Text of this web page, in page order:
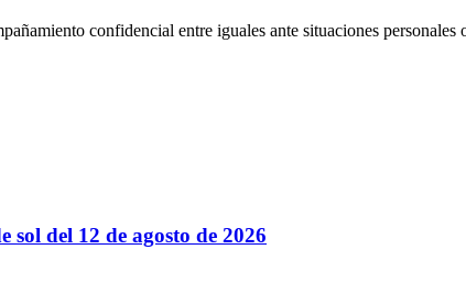
confidencial entre iguales ante situaciones personales
sol del 12 de agosto de 2026